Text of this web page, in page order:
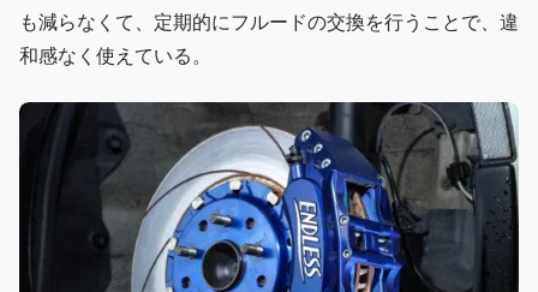
も減らなくて、定期的にフルードの交換を行うことで、違
和感なく使えている。